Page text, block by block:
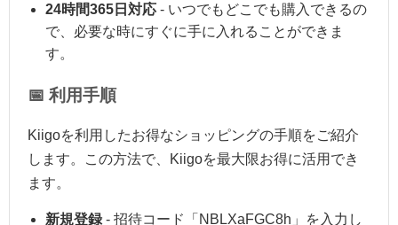
24時間365日対応 - いつでもどこでも購入できるの
で、必要な時にすぐに手に入れることができま
す。
📅 利用手順
Kiigoを利用したお得なショッピングの手順をご紹介
します。この方法で、Kiigoを最大限お得に活用でき
ます。
新規登録 - 招待コード「NBLXaFGC8h」を入力し